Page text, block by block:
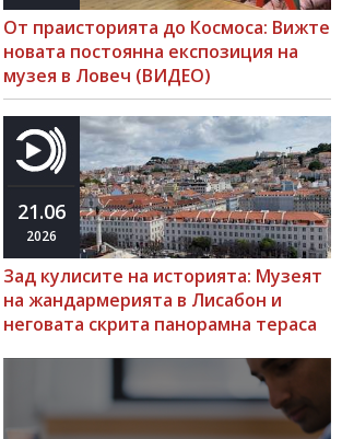
От праисторията до Космоса: Вижте
новата постоянна експозиция на
музея в Ловеч (ВИДЕО)
21.06
2026
Зад кулисите на историята: Музеят
на жандармерията в Лисабон и
неговата скрита панорамна тераса